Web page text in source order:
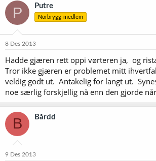
P Putre
Norbrygg-medlem
8 Des 2013
Hadde gjæren rett oppi vørteren ja, og
Tror ikke gjæren er problemet mitt
veldig godt ut. Antakelig for langt ut.
noe særlig forskjellig nå enn den gjorde
B Bårdd
9 Des 2013